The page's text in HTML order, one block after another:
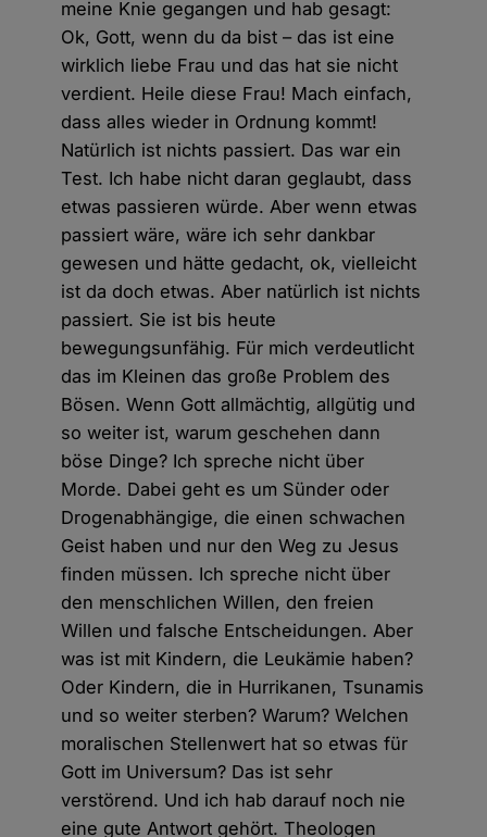
meine Knie gegangen und hab gesagt:
Ok, Gott, wenn du da bist – das ist eine
wirklich liebe Frau und das hat sie nicht
verdient. Heile diese Frau! Mach einfach,
dass alles wieder in Ordnung kommt!
Natürlich ist nichts passiert. Das war ein
Test. Ich habe nicht daran geglaubt, dass
etwas passieren würde. Aber wenn etwas
passiert wäre, wäre ich sehr dankbar
gewesen und hätte gedacht, ok, vielleicht
ist da doch etwas. Aber natürlich ist nichts
passiert. Sie ist bis heute
bewegungsunfähig. Für mich verdeutlicht
das im Kleinen das große Problem des
Bösen. Wenn Gott allmächtig, allgütig und
so weiter ist, warum geschehen dann
böse Dinge? Ich spreche nicht über
Morde. Dabei geht es um Sünder oder
Drogenabhängige, die einen schwachen
Geist haben und nur den Weg zu Jesus
finden müssen. Ich spreche nicht über
den menschlichen Willen, den freien
Willen und falsche Entscheidungen. Aber
was ist mit Kindern, die Leukämie haben?
Oder Kindern, die in Hurrikanen, Tsunamis
und so weiter sterben? Warum? Welchen
moralischen Stellenwert hat so etwas für
Gott im Universum? Das ist sehr
verstörend. Und ich hab darauf noch nie
eine gute Antwort gehört. Theologen